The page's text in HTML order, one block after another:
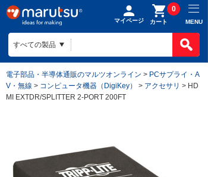
マイページ カート
0
MENU
電子部品・半導体通販のマルツオンライン > PCサプライ・A
V・無線 > コンピュータ機器（DigiKey） > アクセサリ > HD
MI EXTDR/SPLITTER 2-PORT 200FT